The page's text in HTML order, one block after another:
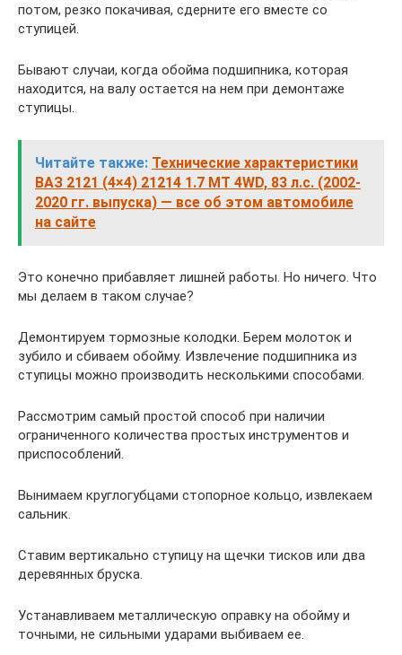
потом, резко покачивая, сдерните его вместе со
ступицей.
Бывают случаи, когда обойма подшипника, которая
находится, на валу остается на нем при демонтаже
ступицы.
Читайте также: Технические характеристики
ВАЗ 2121 (4×4) 21214 1.7 MT 4WD, 83 л.с. (2002-
2020 гг. выпуска) — все об этом автомобиле
на сайте
Это конечно прибавляет лишней работы. Но ничего. Что
мы делаем в таком случае?
Демонтируем тормозные колодки. Берем молоток и
зубило и сбиваем обойму. Извлечение подшипника из
ступицы можно производить несколькими способами.
Рассмотрим самый простой способ при наличии
ограниченного количества простых инструментов и
приспособлений.
Вынимаем круглогубцами стопорное кольцо, извлекаем
сальник.
Ставим вертикально ступицу на щечки тисков или два
деревянных бруска.
Устанавливаем металлическую оправку на обойму и
точными, не сильными ударами выбиваем ее.